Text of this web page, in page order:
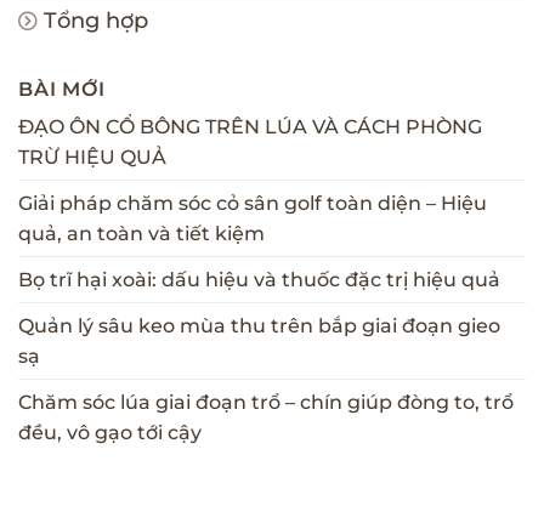
Tổng hợp
BÀI MỚI
ĐẠO ÔN CỔ BÔNG TRÊN LÚA VÀ CÁCH PHÒNG
TRỪ HIỆU QUẢ
Giải pháp chăm sóc cỏ sân golf toàn diện – Hiệu
quả, an toàn và tiết kiệm
Bọ trĩ hại xoài: dấu hiệu và thuốc đặc trị hiệu quả
Quản lý sâu keo mùa thu trên bắp giai đoạn gieo
sạ
Chăm sóc lúa giai đoạn trổ – chín giúp đòng to, trổ
đều, vô gạo tới cậy